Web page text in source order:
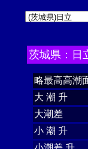
茨城県：日
略最高高潮
大 潮 升
大潮差
小 潮 升